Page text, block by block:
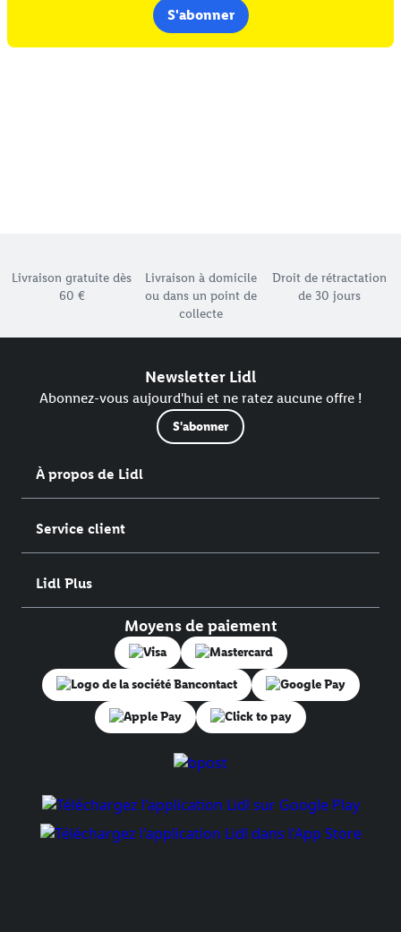
S'abonner
Livraison gratuite dès
60 €
Livraison à domicile
ou dans un point de
collecte
Droit de rétractation
de 30 jours
Newsletter Lidl
Abonnez-vous aujourd'hui et ne ratez aucune offre !
S'abonner
À propos de Lidl
Service client
Lidl Plus
Moyens de paiement